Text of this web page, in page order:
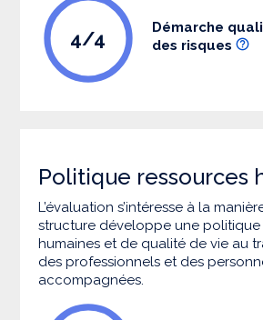
4/4
Démarche
des risques
Politique ressources
L’évaluation s’intéresse à la
structure développe une politique
humaines et de qualité de vie au
des professionnels et des
accompagnées.